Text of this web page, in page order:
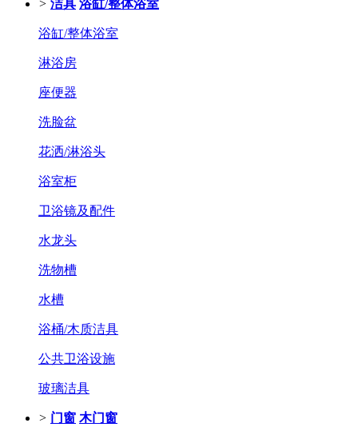
> 洁具 浴缸/整体浴室
浴缸/整体浴室
淋浴房
座便器
洗脸盆
花洒/淋浴头
浴室柜
卫浴镜及配件
水龙头
洗物槽
水槽
浴桶/木质洁具
公共卫浴设施
玻璃洁具
> 门窗 木门窗